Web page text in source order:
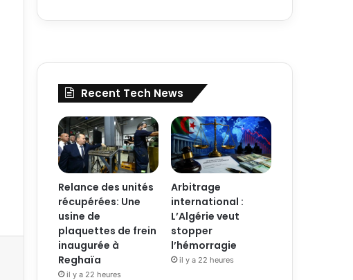
Recent Tech News
Relance des unités
récupérées: Une
usine de
plaquettes de frein
inaugurée à
Reghaïa
il y a 22 heures
Arbitrage
international :
L’Algérie veut
stopper
l’hémorragie
il y a 22 heures